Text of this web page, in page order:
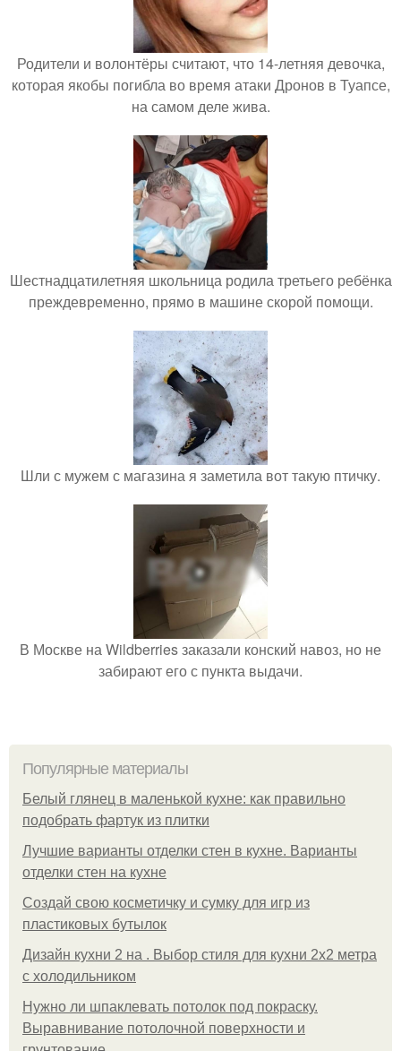
Родители и волонтёры считают, что 14-летняя девочка,
которая якобы погибла во время атаки Дронов в Туапсе,
на самом деле жива.
Шестнадцатилетняя школьница родила третьего ребёнка
преждевременно, прямо в машине скорой помощи.
Шли с мужем с магазина я заметила вот такую птичку.
В Москве на Wildberries заказали конский навоз, но не
забирают его с пункта выдачи.
Популярные материалы
Белый глянец в маленькой кухне: как правильно
подобрать фартук из плитки
Лучшие варианты отделки стен в кухне. Варианты
отделки стен на кухне
Создай свою косметичку и сумку для игр из
пластиковых бутылок
Дизайн кухни 2 на . Выбор стиля для кухни 2х2 метра
с холодильником
Нужно ли шпаклевать потолок под покраску.
Выравнивание потолочной поверхности и